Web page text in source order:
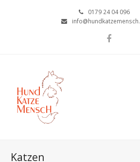
0179 24 04 096
Katzen